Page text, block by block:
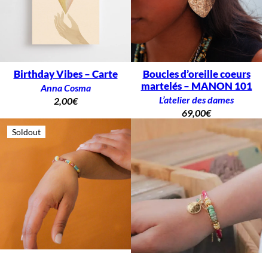
Birthday Vibes – Carte
Anna Cosma
2,00€
Boucles d’oreille coeurs
martelés – MANON 101
L’atelier des dames
69,00€
Soldout